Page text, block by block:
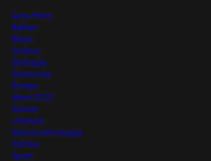
Auto-Moto
Balkan
Biznis
Društvo
Ekologija
Ekonomija
Evropa
Izbori 2023
Kultura
Lifestyle
Nauka i tehnologija
Politika
Sport